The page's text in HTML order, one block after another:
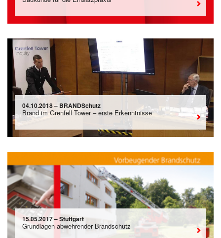
04.10.2018 – BRANDSchutz
Brand im Grenfell Tower – erste Erkenntnisse
15.05.2017 – Stuttgart
Grundlagen abwehrender Brandschutz